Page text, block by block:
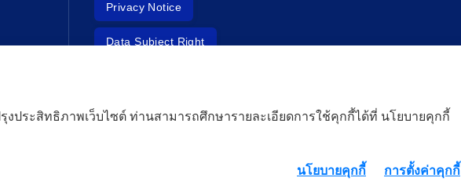
Privacy Notice
Data Subject Right
งประสิทธิภาพเว็บไซต์ ท่านสามารถศึกษารายละเอียดการใช้คุกกี้ได้ที่ นโยบายคุกกี้
นโยบายคุกกี้ การตั้งค่าคุกกี้